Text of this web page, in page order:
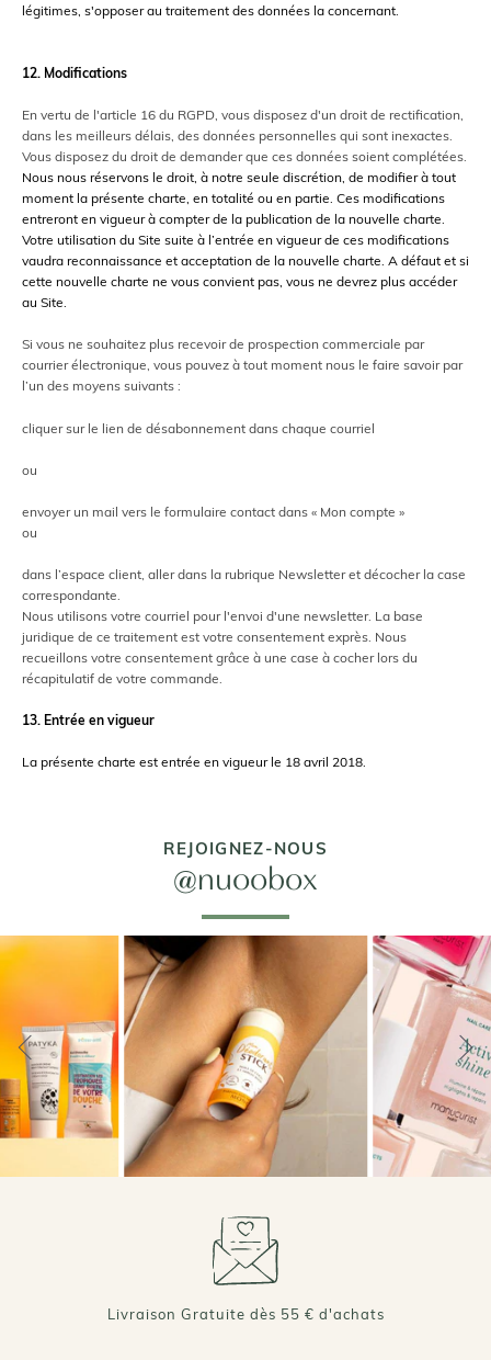
légitimes, s'opposer au traitement des données la concernant.
12. Modifications
En vertu de l'article 16 du RGPD, vous disposez d'un droit de rectification,
dans les meilleurs délais, des données personnelles qui sont inexactes.
Vous disposez du droit de demander que ces données soient complétées.
Nous nous réservons le droit, à notre seule discrétion, de modifier à tout
moment la présente charte, en totalité ou en partie. Ces modifications
entreront en vigueur à compter de la publication de la nouvelle charte.
Votre utilisation du Site suite à l’entrée en vigueur de ces modifications
vaudra reconnaissance et acceptation de la nouvelle charte. A défaut et si
cette nouvelle charte ne vous convient pas, vous ne devrez plus accéder
au Site.
Si vous ne souhaitez plus recevoir de prospection commerciale par
courrier électronique, vous pouvez à tout moment nous le faire savoir par
l’un des moyens suivants :
cliquer sur le lien de désabonnement dans chaque courriel
ou
envoyer un mail vers le formulaire contact dans « Mon compte »
ou
dans l’espace client, aller dans la rubrique Newsletter et décocher la case
correspondante.
Nous utilisons votre courriel pour l'envoi d'une newsletter. La base
juridique de ce traitement est votre consentement exprès. Nous
recueillons votre consentement grâce à une case à cocher lors du
récapitulatif de votre commande.
13. Entrée en vigueur
La présente charte est entrée en vigueur le 18 avril 2018.
REJOIGNEZ-NOUS
@nuoobox
Livraison Gratuite dès 55 € d'achats